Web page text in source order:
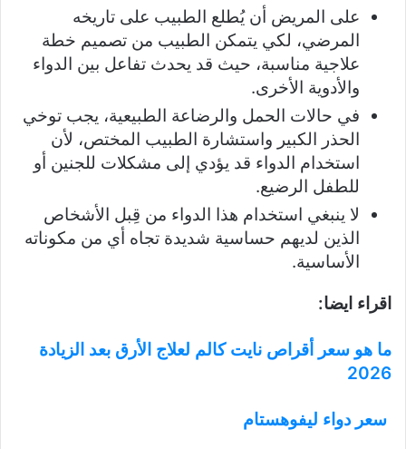
على المريض أن يُطلع الطبيب على تاريخه
المرضي، لكي يتمكن الطبيب من تصميم خطة
علاجية مناسبة، حيث قد يحدث تفاعل بين الدواء
والأدوية الأخرى.
في حالات الحمل والرضاعة الطبيعية، يجب توخي
الحذر الكبير واستشارة الطبيب المختص، لأن
استخدام الدواء قد يؤدي إلى مشكلات للجنين أو
للطفل الرضيع.
لا ينبغي استخدام هذا الدواء من قِبل الأشخاص
الذين لديهم حساسية شديدة تجاه أي من مكوناته
الأساسية.
اقراء ايضا:
ما هو سعر أقراص نايت كالم لعلاج الأرق بعد الزيادة
2026
سعر دواء ليفوهستام